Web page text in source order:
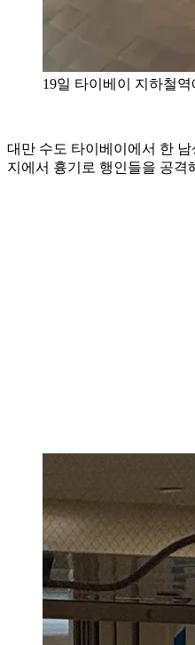
19일 타이베이 지하철
대만 수도 타이베이에서 한
지에서 흉기로 행인들을 공격